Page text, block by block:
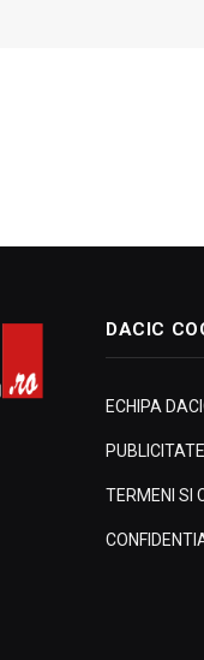
DACIC
ECHIPA
TERMENI SI